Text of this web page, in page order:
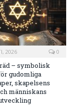
2026 0
– symbolisk
gudomliga
skapelsens
människans